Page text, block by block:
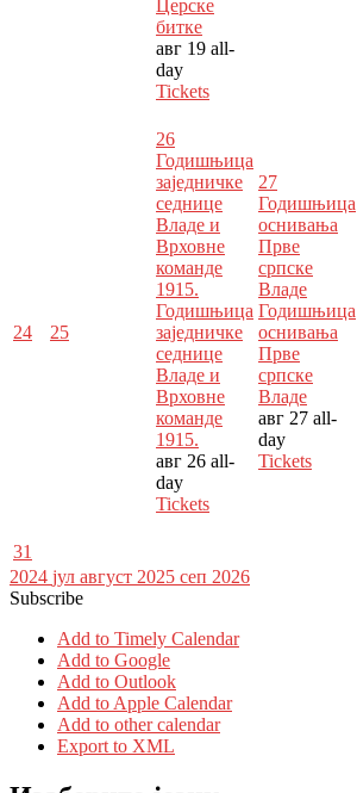
Церске
битке
авг 19 all-
day
Tickets
24 25
26
Годишњица
заједничке
седнице
Владе и
Врховне
команде
1915.
Годишњица
заједничке
седнице
Владе и
Врховне
команде
1915.
авг 26 all-
day
Tickets
27
Годишњица
оснивања
Прве
српске
Владе
Годишњица
оснивања
Прве
српске
Владе
авг 27 all-
day
Tickets
31
2024 јул август 2025 сеп 2026
Subscribe
Add to Timely Calendar
Add to Google
Add to Outlook
Add to Apple Calendar
Add to other calendar
Export to XML